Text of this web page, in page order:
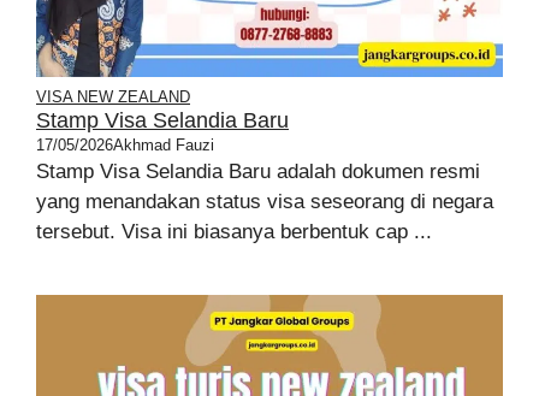
VISA NEW ZEALAND
Stamp Visa Selandia Baru
17/05/2026Akhmad Fauzi
Stamp Visa Selandia Baru adalah dokumen resmi
yang menandakan status visa seseorang di negara
tersebut. Visa ini biasanya berbentuk cap ...